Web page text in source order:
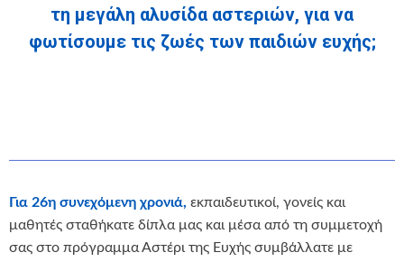
τη μεγάλη αλυσίδα αστεριών, για να
φωτίσουμε τις ζωές των παιδιών ευχής;
Για 26η συνεχόμενη χρονιά, εκπαιδευτικοί, γονείς και
μαθητές σταθήκατε δίπλα μας και μέσα από τη συμμετοχή
σας στο πρόγραμμα Αστέρι της Ευχής συμβάλλατε με